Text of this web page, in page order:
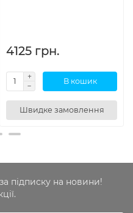
4125 грн.
В кошик
Швидке замовлення
підписку на новини!